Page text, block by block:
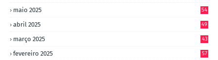
maio 2025 54
abril 2025 49
março 2025 43
fevereiro 2025 57